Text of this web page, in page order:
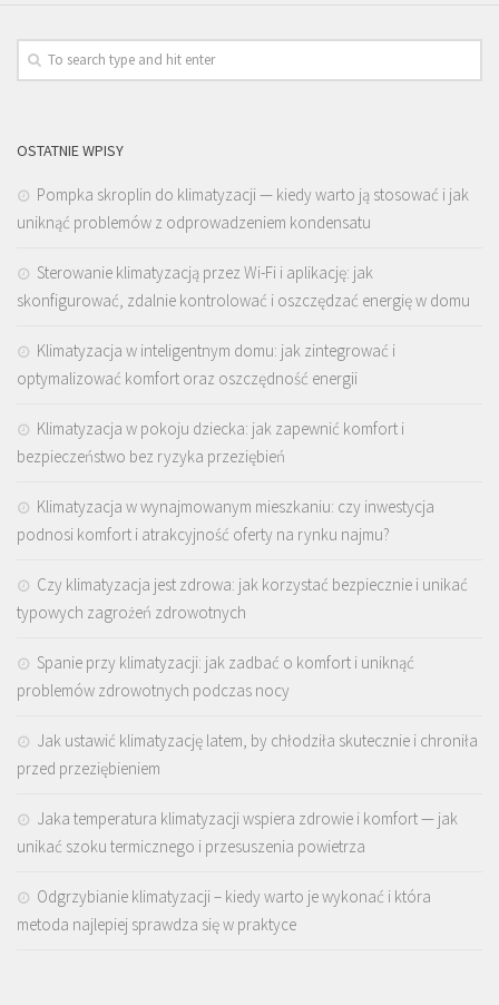
OSTATNIE WPISY
Pompka skroplin do klimatyzacji — kiedy warto ją stosować i jak
uniknąć problemów z odprowadzeniem kondensatu
Sterowanie klimatyzacją przez Wi-Fi i aplikację: jak
skonfigurować, zdalnie kontrolować i oszczędzać energię w domu
Klimatyzacja w inteligentnym domu: jak zintegrować i
optymalizować komfort oraz oszczędność energii
Klimatyzacja w pokoju dziecka: jak zapewnić komfort i
bezpieczeństwo bez ryzyka przeziębień
Klimatyzacja w wynajmowanym mieszkaniu: czy inwestycja
podnosi komfort i atrakcyjność oferty na rynku najmu?
Czy klimatyzacja jest zdrowa: jak korzystać bezpiecznie i unikać
typowych zagrożeń zdrowotnych
Spanie przy klimatyzacji: jak zadbać o komfort i uniknąć
problemów zdrowotnych podczas nocy
Jak ustawić klimatyzację latem, by chłodziła skutecznie i chroniła
przed przeziębieniem
Jaka temperatura klimatyzacji wspiera zdrowie i komfort — jak
unikać szoku termicznego i przesuszenia powietrza
Odgrzybianie klimatyzacji – kiedy warto je wykonać i która
metoda najlepiej sprawdza się w praktyce